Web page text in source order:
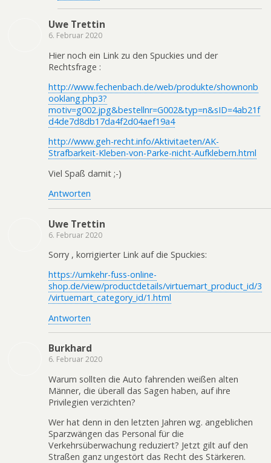
Uwe Trettin
6. Februar 2020
Hier noch ein Link zu den Spuckies und der
Rechtsfrage :
http://www.fechenbach.de/web/produkte/shownonb
ooklang.php3?
motiv=g002.jpg&bestellnr=G002&typ=n&sID=4ab21f
d4de7d8db17da4f2d04aef19a4
http://www.geh-recht.info/Aktivitaeten/AK-
Strafbarkeit-Kleben-von-Parke-nicht-Aufklebern.html
Viel Spaß damit ;-)
Antworten
Uwe Trettin
6. Februar 2020
Sorry , korrigierter Link auf die Spuckies:
https://umkehr-fuss-online-
shop.de/view/productdetails/virtuemart_product_id/3
/virtuemart_category_id/1.html
Antworten
Burkhard
6. Februar 2020
Warum sollten die Auto fahrenden weißen alten
Männer, die überall das Sagen haben, auf ihre
Privilegien verzichten?
Wer hat denn in den letzten Jahren wg. angeblichen
Sparzwängen das Personal für die
Verkehrsüberwachung reduziert? Jetzt gilt auf den
Straßen ganz ungestört das Recht des Stärkeren.